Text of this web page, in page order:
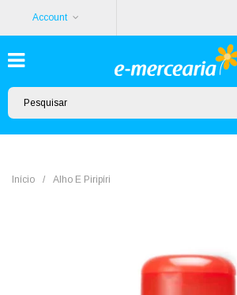
Account
Início / Alho E Piripíri